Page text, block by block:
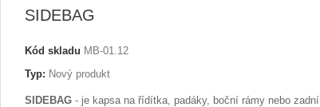
SIDEBAG
Kód skladu MB-01.12
Typ: Nový produkt
SIDEBAG - je kapsa na řídítka, padáky, boční rámy nebo zadní